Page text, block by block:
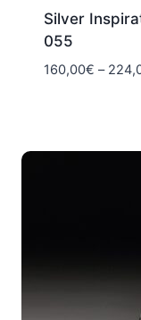
Silver
055
160,00€ –